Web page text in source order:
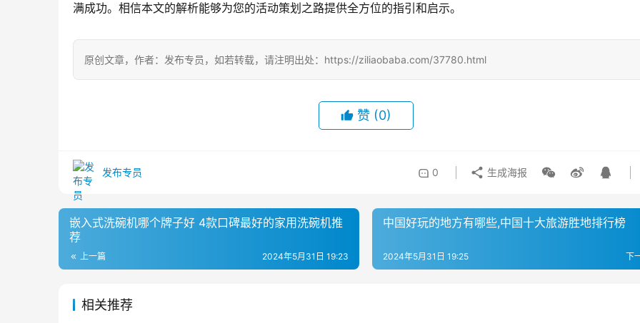
满成功。相信本文的解析能够为您的活动策划之路提供全方位的指引和启示。
原创文章，作者：发布专员，如若转载，请注明出处：https://ziliaobaba.com/37780.html
赞 (0)
发布专员 0 生成海报
嵌入式洗碗机哪个牌子好 4款口碑最好的家用洗碗机推
荐
上一篇 2024年5月31日 19:23
中国好玩的地方有哪些,中国十大旅游胜地排行榜
下
2024年5月31日 19:25
相关推荐